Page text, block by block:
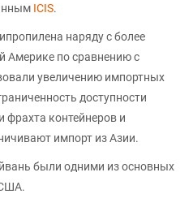
ICIS.
наряду с более
Америке по сравнению с
увеличению импортных
доступности
фрахта контейнеров и
импорт из Азии.
были одними из основных